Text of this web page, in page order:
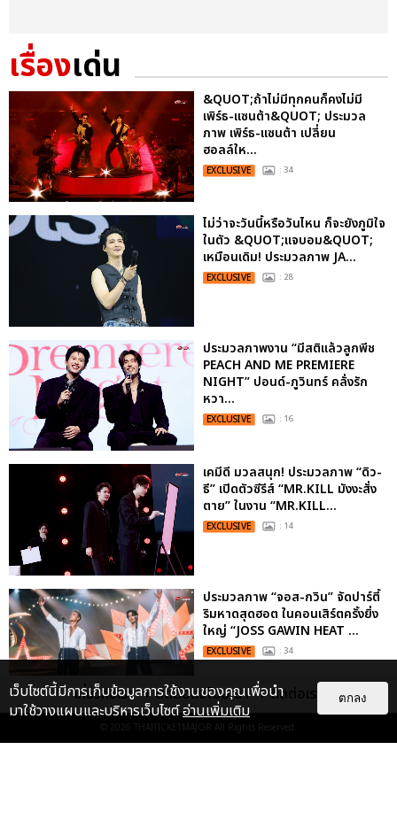
เรื่องเด่น
&QUOT;ถ้าไม่มีทุกคนก็คงไม่มี
เพิร์ธ-แซนต้า&QUOT; ประมวล
ภาพ เพิร์ธ-แซนต้า เปลี่ยน
ฮอลล์ให...
EXCLUSIVE : 34
ไม่ว่าจะวันนี้หรือวันไหน ก็จะยังภูมิใจ
ในตัว &QUOT;แจบอม&QUOT;
เหมือนเดิม! ประมวลภาพ JA...
EXCLUSIVE : 28
ประมวลภาพงาน “มีสติแล้วลูกพีช
PEACH AND ME PREMIERE
NIGHT” ปอนด์-ภูวินทร์ คลั่งรัก
หวา...
EXCLUSIVE : 16
เคมีดี มวลสนุก! ประมวลภาพ “ดิว-
ธี” เปิดตัวซีรีส์ “MR.KILL มังงะสั่ง
ตาย” ในงาน “MR.KILL...
EXCLUSIVE : 14
ประมวลภาพ “จอส-กวิน” จัดปาร์ตี้
ริมหาดสุดฮอต ในคอนเสิร์ตครั้งยิ่ง
ใหญ่ “JOSS GAWIN HEAT ...
EXCLUSIVE : 34
เกี่ยวกับเรา ติดต่อลงโฆษณา ติดต่อเรา
© 2026 THAITICKETMAJOR All Rights Reserved.
เว็บไซต์นี้มีการเก็บข้อมูลการใช้งานของคุณเพื่อนำ
มาใช้วางแผนและบริหารเว็บไซต์อ่านเพิ่มเติม
ตกลง